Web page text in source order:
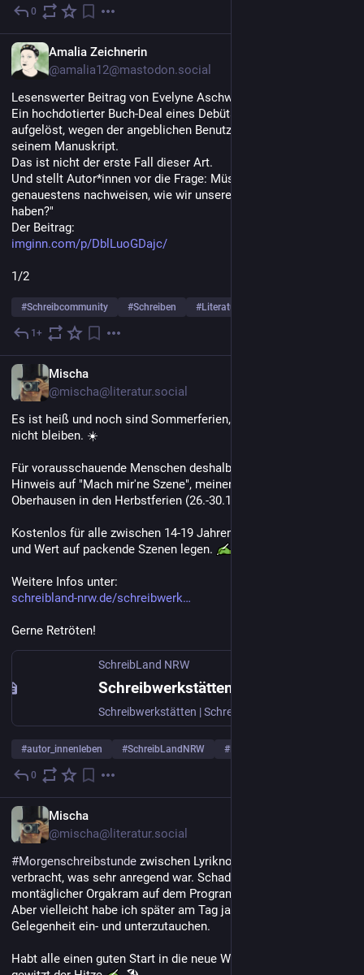
0
Amalia Zeichnerin
@amalia12@mastodon.social
Lesenswerter Beitrag von Evelyne Aschwanden:
Ein hochdotierter Buch-Deal eines Debütautors wurde
aufgelöst, wegen der angeblichen Benutzung von gen. KI in
seinem Manuskript.
Das ist nicht der erste Fall dieser Art.
Und stellt Autor*innen vor die Frage: Müssen wir bald
genauestens nachweisen, wie wir unsere Bücher geschrieben
haben?"
Der Beitrag:
imginn.com/p/DblLuoGDajc/
1/2
#Schreibcommunity #Schreiben #Literatur
1+
Mischa
@mischa@literatur.social
Es ist heiß und noch sind Sommerferien, aber das wird so
nicht bleiben. ☀️
Für vorausschauende Menschen deshalb schon jetzt der
Hinweis auf "Mach mir'ne Szene", meinen Schreibsworkshop in
Oberhausen in den Herbstferien (26.-30.10.).
Kostenlos für alle zwischen 14-19 Jahren, die gerne schreiben
und Wert auf packende Szenen legen.
Weitere Infos unter:
schreibland-nrw.de/schreibwerk
Gerne Retröten!
SchreibLand NRW
Schreibwerkstätten | SchreibLand NRW
#autor_innenleben #SchreibLandNRW #
0
Mischa
@mischa@literatur.social
#Morgenschreibstunde zwischen Lyriknotizen und Recherchen
verbracht, was sehr anregend war. Schade, dass jetzt
montäglicher Orgakram auf dem Programm steht.
Aber vielleicht habe ich später am Tag ja noch einmal
Gelegenheit ein- und unterzutauchen.
Habt alle einen guten Start in die neue Woche und trotzt